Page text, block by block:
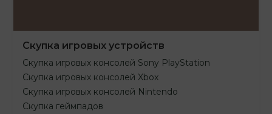
Скупка игровых устройств
Скупка игровых консолей Sony PlayStation
Скупка игровых консолей Xbox
Скупка игровых консолей Nintendo
Скупка геймпадов